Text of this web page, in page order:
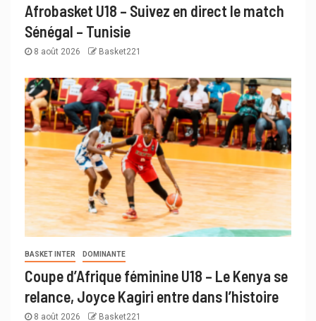
Afrobasket U18 – Suivez en direct le match
Sénégal – Tunisie
8 août 2026 Basket221
BASKET INTER DOMINANTE
Coupe d’Afrique féminine U18 – Le Kenya se
relance, Joyce Kagiri entre dans l’histoire
8 août 2026 Basket221